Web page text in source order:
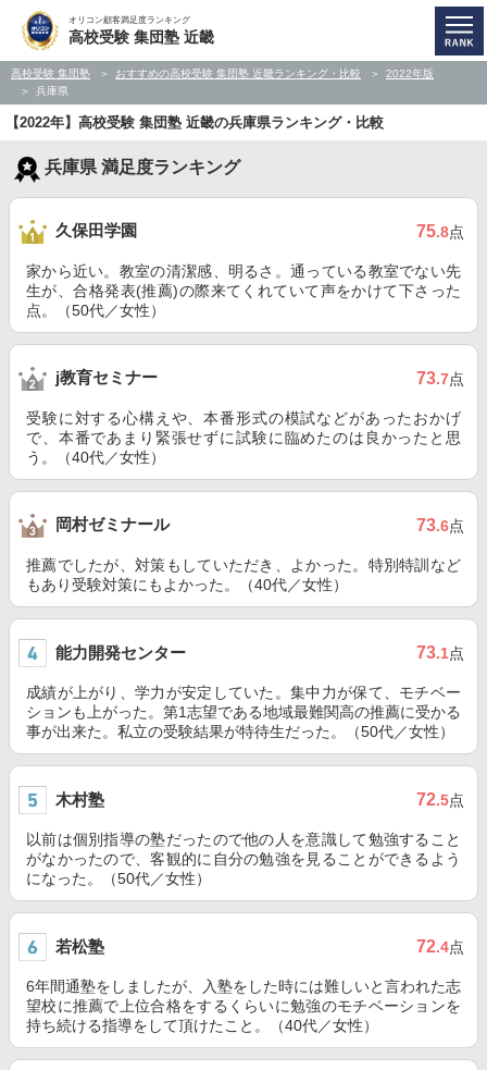
オリコン顧客満足度ランキング
高校受験 集団塾 近畿
高校受験 集団塾 おすすめの高校受験 集団塾 近畿ランキング・比較
2022年版
兵庫県
【2022年】高校受験 集団塾 近畿の兵庫県ランキング・比較
兵庫県 満足度ランキング
久保田学園 75.8点
家から近い。教室の清潔感、明るさ。通っている教室でない先
生が、合格発表(推薦)の際来てくれていて声をかけて下さった
点。（50代／女性）
j教育セミナー 73.7点
受験に対する心構えや、本番形式の模試などがあったおかげ
で、本番であまり緊張せずに試験に臨めたのは良かったと思
う。（40代／女性）
岡村ゼミナール 73.6点
推薦でしたが、対策もしていただき、よかった。特別特訓など
もあり受験対策にもよかった。（40代／女性）
能力開発センター 73.1点
成績が上がり、学力が安定していた。集中力が保て、モチベー
ションも上がった。第1志望である地域最難関高の推薦に受かる
事が出来た。私立の受験結果が特待生だった。（50代／女性）
木村塾 72.5点
以前は個別指導の塾だったので他の人を意識して勉強すること
がなかったので、客観的に自分の勉強を見ることができるよう
になった。（50代／女性）
若松塾 72.4点
6年間通塾をしましたが、入塾をした時には難しいと言われた志
望校に推薦で上位合格をするくらいに勉強のモチベーションを
持ち続ける指導をして頂けたこと。（40代／女性）